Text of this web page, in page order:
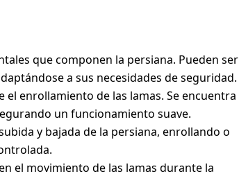
que componen la persiana. Pueden ser
a sus necesidades de seguridad.
enrollamiento de las lamas. Se encuentra
un funcionamiento suave.
y bajada de la persiana, enrollando o
el movimiento de las lamas durante la